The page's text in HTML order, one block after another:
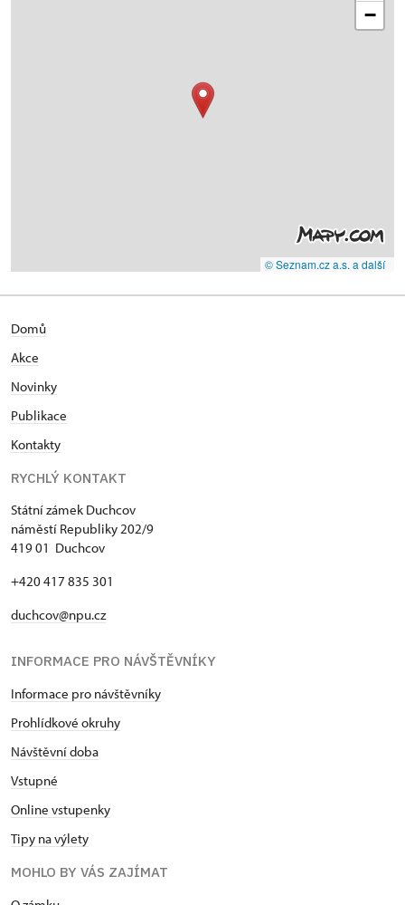
−
© Seznam.cz a.s. a další
Domů
Akce
Novinky
Publikace
Kontakty
RYCHLÝ KONTAKT
Státní zámek Duchcov
náměstí Republiky 202/9
419 01 Duchcov
+420 417 835 301
duchcov@npu.cz
INFORMACE PRO NÁVŠTĚVNÍKY
Informace pro návštěvníky
Prohlídkové okruhy
Návštěvní doba
Vstupné
Online vstupenky
Tipy na výlety
MOHLO BY VÁS ZAJÍMAT